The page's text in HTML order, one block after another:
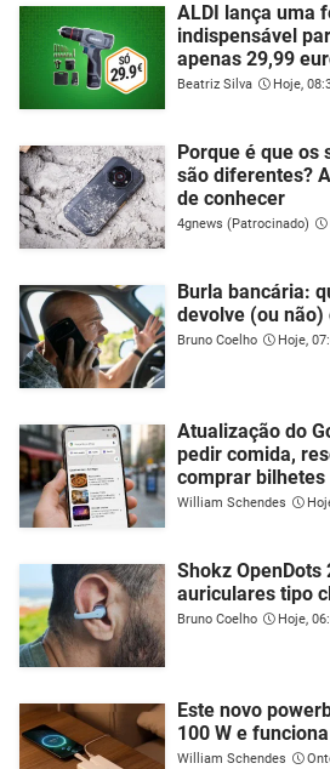
ALDI lança uma
indispensável
apenas 29,99
Beatriz Silva Hoje,
Porque é que os
são diferentes?
de conhecer
4gnews (Patrocinado)
Burla bancária:
devolve (ou não)
Bruno Coelho Hoje,
Atualização do
pedir comida,
comprar bilhetes
William Schendes
Shokz
auriculares tipo
Bruno Coelho Hoje,
Este novo
100 W e
William Schendes